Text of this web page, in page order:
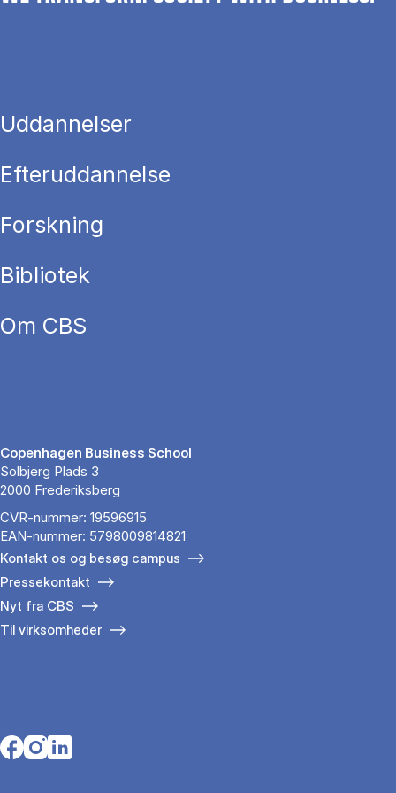
Uddannelser
Efteruddannelse
Forskning
Bibliotek
Om CBS
Copenhagen Business School
Solbjerg Plads 3
2000 Frederiksberg
CVR-nummer: 19596915
EAN-nummer: 5798009814821
Kontakt os og besøg campus
Pressekontakt
Nyt fra CBS
Til virksomheder
Opens in a new tab
Opens in a new tab
Opens in a new tab